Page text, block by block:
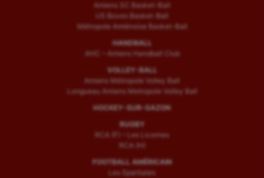
Amiens SC Basket-Ball
US Boves Basket-Ball
Métropole Amiénoise Basket-Ball
HANDBALL
AHC – Amiens Handball Club
VOLLEY-BALL
Amiens Métropole Volley Ball
Longueau Amiens Metropole Volley Ball
HOCKEY-SUR-GAZON
RUGBY
RCA (F) – Les Licornes
RCA (H)
FOOTBALL AMÉRICAIN
Les Spartiates